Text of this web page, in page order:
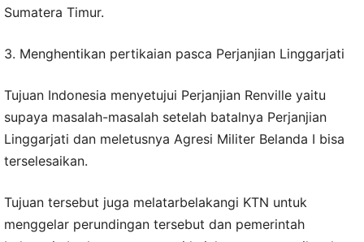
Sumatera Timur.
3. Menghentikan pertikaian pasca Perjanjian Linggarjati
Tujuan Indonesia menyetujui Perjanjian Renville yaitu
supaya masalah-masalah setelah batalnya Perjanjian
Linggarjati dan meletusnya Agresi Militer Belanda I bisa
terselesaikan.
Tujuan tersebut juga melatarbelakangi KTN untuk
menggelar perundingan tersebut dan pemerintah